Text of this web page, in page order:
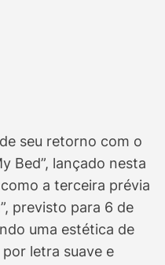
seu retorno com o
Bed”, lançado nesta
a terceira prévia
previsto para 6 de
uma estética de
letra suave e